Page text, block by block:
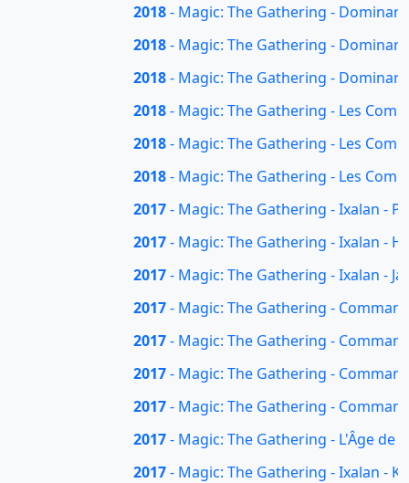
2018- Magic: The Gathering -
2018- Magic: The Gathering -
2018- Magic: The Gathering -
2018- Magic: The Gathering - Les
2018- Magic: The Gathering - Les
2018- Magic: The Gathering - Les
2017- Magic: The Gathering - Ixalan -
2017- Magic: The Gathering - Ixalan -
2017- Magic: The Gathering - Ixalan -
2017- Magic: The Gathering -
2017- Magic: The Gathering -
2017- Magic: The Gathering -
2017- Magic: The Gathering -
2017- Magic: The Gathering - L'Âge de
2017- Magic: The Gathering - Ixalan -